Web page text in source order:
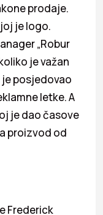
prodaje.
je logo.
„Robur
je važan
posjedovao
letke. A
je dao časove
proizvod od
Frederick